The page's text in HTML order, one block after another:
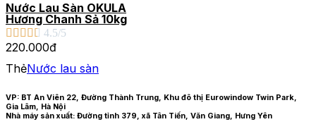
Nước Lau Sàn OKULA
Hương Chanh Sả 10kg
     4.5/5
220.000đ
ThẻNước lau sàn
VP: BT An Viên 22, Đường Thành Trung, Khu đô thị Eurowindow Twin Park,
Gia Lâm, Hà Nội
Nhà máy sản xuất: Đường tỉnh 379, xã Tân Tiến, Văn Giang, Hưng Yên